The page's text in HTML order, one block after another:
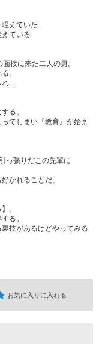
えていた
ている
接に来た二人の男。
。
…
る。
てしまい『教育』が始ま
っ張りだこの先輩に
かれることだ」
。
る。
技があるけどやってみる
お気に入りに入れる